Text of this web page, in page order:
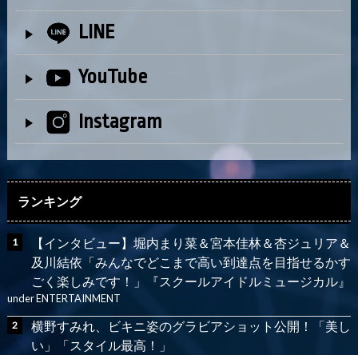
LINE
YouTube
Instagram
ランキング
【インタビュー】堀内まり菜＆宮本佳林＆杏ジュリア＆
及川結依「みんなでどこまで高い到達点を目指せるかす
ごく楽しみです！」『スクールアイドルミュージカル』
underENTERTAINMENT
横野すみれ、ビキニ姿のグラビアショット公開！「美し
い」「スタイル最高！」